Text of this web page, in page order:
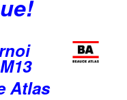
Atlas